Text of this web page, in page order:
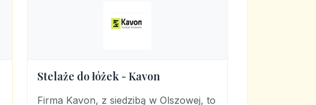
Stelaże do łóżek - Kavon
Firma Kavon, z siedzibą w Olszowej, to